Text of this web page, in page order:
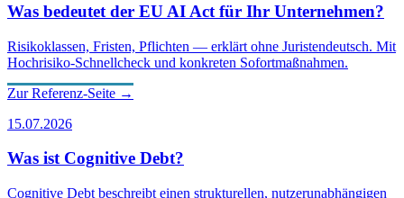
Was bedeutet der EU AI Act für Ihr Unternehmen?
Risikoklassen, Fristen, Pflichten — erklärt ohne Juristendeutsch. Mit
Hochrisiko-Schnellcheck und konkreten Sofortmaßnahmen.
Zur Referenz-Seite →
15.07.2026
Was ist Cognitive Debt?
Cognitive Debt beschreibt einen strukturellen, nutzerunabhängigen